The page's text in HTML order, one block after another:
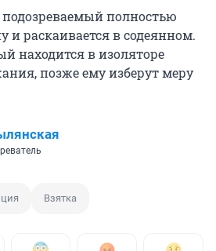
полностью
и раскаивается в содеянном.
находится в изоляторе
позже ему изберут меру
Взятка